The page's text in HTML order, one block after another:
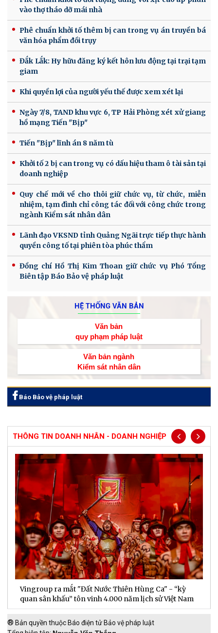
vào thợ tháo dỡ mái nhà
Phê chuẩn khởi tố thêm bị can trong vụ án truyền bá
văn hóa phẩm đồi trụy
Đắk Lắk: Hy hữu đăng ký kết hôn lưu động tại trại tạm
giam
Khi quyền lợi của người yếu thế được xem xét lại
Ngày 7/8, TAND khu vực 6, TP Hải Phòng xét xử giang
hồ mạng Tiến "Bịp"
Tiến "Bịp" lĩnh án 8 năm tù
Khởi tố 2 bị can trong vụ có dấu hiệu tham ô tài sản tại
doanh nghiệp
Quy chế mới về cho thôi giữ chức vụ, từ chức, miễn
nhiệm, tạm đình chỉ công tác đối với công chức trong
ngành Kiểm sát nhân dân
Lãnh đạo VKSND tỉnh Quảng Ngãi trực tiếp thực hành
quyền công tố tại phiên tòa phúc thẩm
Đồng chí Hồ Thị Kim Thoan giữ chức vụ Phó Tổng
Biên tập Báo Bảo vệ pháp luật
HỆ THỐNG VĂN BẢN
Văn bản
quy phạm pháp luật
Văn bản ngành
Kiểm sát nhân dân
Báo Bảo vệ pháp luật
THÔNG TIN DOANH NHÂN - DOANH NGHIỆP
Vingroup ra mắt "Đất Nước Thiên Hùng Ca" - “kỳ
quan sân khấu” tôn vinh 4.000 năm lịch sử Việt Nam
® Bản quyền thuộc Báo điện tử Bảo vệ pháp luật